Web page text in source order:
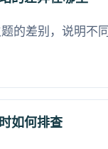
的差别，说明不同
如何排查